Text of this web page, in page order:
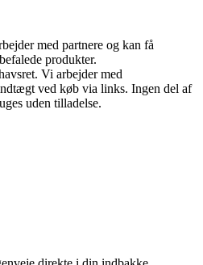
med partnere og kan få
produkter.
Vi arbejder med
ved køb via links. Ingen del af
uden tilladelse.